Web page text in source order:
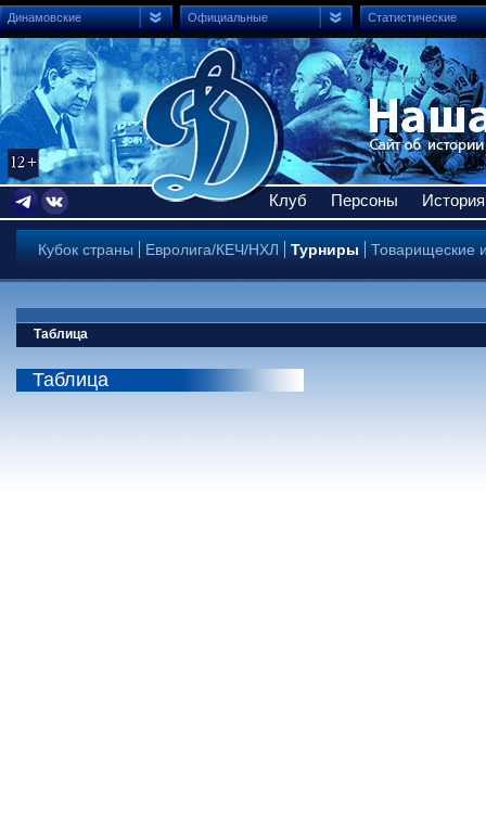
Динамовские Официальные Статистические
Клуб Персоны История
Кубок страны Евролига/КЕЧ/НХЛ Турниры Товарищеские
Таблица
Таблица